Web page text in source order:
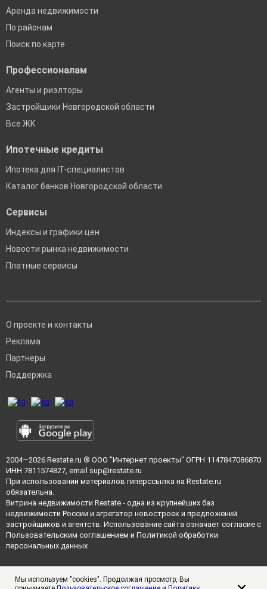
Аренда недвижимости
По районам
Поиск по карте
Профессионалам
Агенты и риэлторы
Застройщики Новгородской области
Все ЖК
Ипотечные кредиты
Ипотека для IT-специалистов
Каталог банков Новгородской области
Сервисы
Индексы и графики цен
Новости рынка недвижимости
Платные сервисы
О проекте и контакты
Реклама
Партнеры
Поддержка
2004—2026 Restate.ru ® ООО "Интернет проекты" ОГРН 1147847086870
ИНН 7811574827, email sup@restate.ru
При использовании материалов гиперссылка на Restate.ru
обязательна.
Витрина недвижимости Restate - одна из крупнейших баз
недвижимости России и агрегатор новостроек и предложений
застройщиков и агентств. Использование сайта означает согласие с
Пользовательским соглашением и Политикой обработки
персональных данных
Мы используем "cookies". Продолжая просмотр, Вы